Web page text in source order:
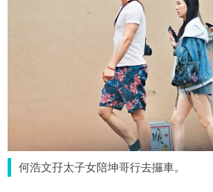
何浩文孖太子女陪坤哥行去攞車。